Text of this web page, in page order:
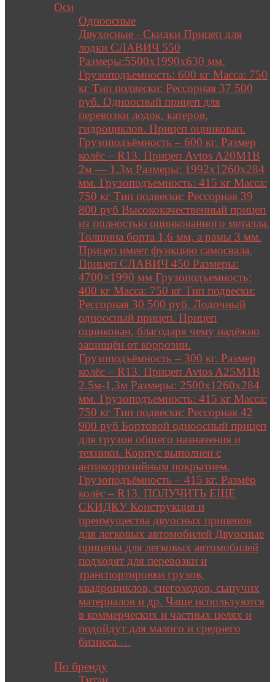
Оси
Одноосные
Двухосные – Скидки Прицеп для
лодки СЛАВИЧ 550
Размеры:5500х1990х630 мм.
Грузоподъемность: 600 кг Масса: 750
кг Тип подвески: Рессорная 37 500
руб. Одноосный прицеп для
перевозки лодок, катеров,
гидроциклов. Прицеп оцинкован.
Грузоподъёмность – 600 кг. Размер
колёс – R13. Прицеп Avtos A20M1B
2м — 1,3м Размеры: 1992х1260х284
мм. Грузоподъемность: 415 кг Масса:
750 кг Тип подвески: Рессорная 39
800 руб Высококачественный прицеп
из полностью оцинкованного металла.
Толщина борта 1,6 мм, а рамы 3 мм.
Прицеп имеет функцию самосвала.
Прицеп СЛАВИЧ 450 Размеры:
4700×1990 мм Грузоподъемность:
400 кг Масса: 750 кг Тип подвески:
Рессорная 30 500 руб. Лодочный
одноосный прицеп. Прицеп
оцинкован, благодаря чему надёжно
защищён от коррозии.
Грузоподъёмность – 300 кг. Размер
колёс – R13. Прицеп Avtos A25M1B
2,5м-1,3м Размеры: 2500х1260х284
мм. Грузоподъемность: 415 кг Масса:
750 кг Тип подвески: Рессорная 42
900 руб Бортовой одноосный прицеп
для грузов общего назначения и
техники. Корпус выполнен с
антикоррозийным покрытием.
Грузоподъёмность – 415 кг. Размёр
колёс – R13. ПОЛУЧИТЬ ЕЩЕ
СКИДКУ Конструкция и
преимущества двуосных прицепов
для легковых автомобилей Двуосные
прицепы для легковых автомобилей
подходят для перевозки и
транспортировки грузов,
квадроциклов, снегоходов, сыпучих
материалов и др. Чаще используются
в коммерческих и частных целях и
подойдут для малого и среднего
бизнеса.…
По бренду